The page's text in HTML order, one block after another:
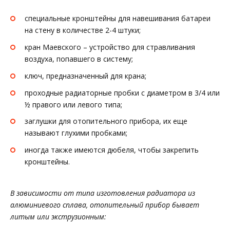
специальные кронштейны для навешивания батареи
на стену в количестве 2-4 штуки;
кран Маевского – устройство для стравливания
воздуха, попавшего в систему;
ключ, предназначенный для крана;
проходные радиаторные пробки с диаметром в 3/4 или
½ правого или левого типа;
заглушки для отопительного прибора, их еще
называют глухими пробками;
иногда также имеются дюбеля, чтобы закрепить
кронштейны.
В зависимости от типа изготовления радиатора из
алюминиевого сплава, отопительный прибор бывает
литым или экструзионным: